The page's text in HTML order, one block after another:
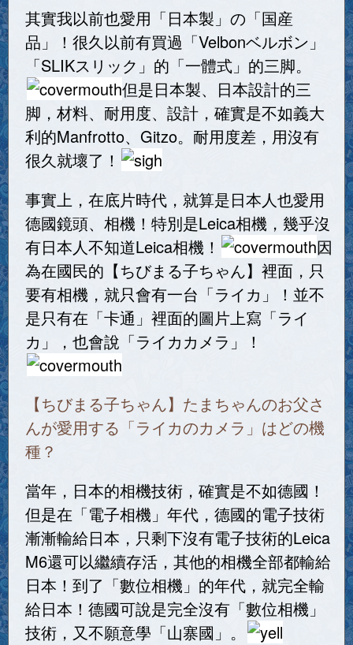
其實我以前也愛用「日本製」の「国産
品」！很久以前有買過「Velbonベルボン」
「SLIKスリック」的「一體式」的三脚。
但是日本製、日本設計的三
脚，材料、耐用度、設計，確實是不如義大
利的Manfrotto、Gitzo。耐用度差，用沒有
很久就壞了！
事實上，在底片時代，就算是日本人也愛用
德國鏡頭、相機！特別是Leica相機，幾乎沒
有日本人不知道Leica相機！
因
為在國民的【ちびまる子ちゃん】裡面，只
要有相機，就只會有一台「ライカ」！並不
是只有在「卡通」裡面的圖片上寫「ライ
カ」，也會說「ライカカメラ」！
【ちびまる子ちゃん】たまちゃんのお父さ
んが愛用する「ライカのカメラ」はどの機
種？
當年，日本的相機技術，確實是不如德國！
但是在「電子相機」年代，德國的電子技術
漸漸輸給日本，只剩下沒有電子技術的Leica
M6還可以繼續存活，其他的相機全部都輸給
日本！到了「數位相機」的年代，就完全輸
給日本！德國可說是完全沒有「數位相機」
技術，又不願意學「山寨國」。